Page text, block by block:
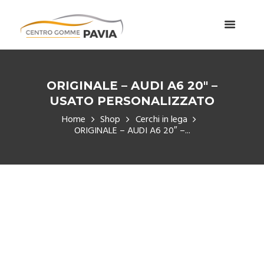
ORIGINALE – AUDI A6 20″ –
USATO PERSONALIZZATO
Home Shop Cerchi in lega
ORIGINALE – AUDI A6 20″ –...